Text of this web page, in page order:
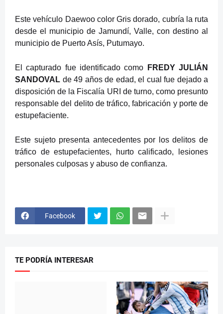
Este vehículo Daewoo color Gris dorado, cubría la ruta
desde el municipio de Jamundí, Valle, con destino al
municipio de Puerto Asís, Putumayo.
El capturado fue identificado como
FREDY JULIÁN
SANDOVAL de 49 años de edad, el cual fue dejado a
disposición de la Fiscalía URI de turno, como presunto
responsable del delito de tráfico, fabricación y porte de
estupefaciente.
Este sujeto presenta antecedentes por los delitos de
tráfico de estupefacientes, hurto calificado, lesiones
personales culposas y abuso de confianza.
Facebook
TE PODRÍA INTERESAR